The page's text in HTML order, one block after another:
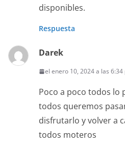
disponibles.
Respuesta
Darek
el enero 10, 2024 a las 6:34
Poco a poco todos lo
todos queremos
disfrutarlo y volver a
todos moteros